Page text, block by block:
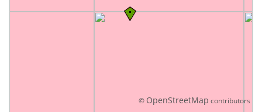
© OpenStreetMap contributors